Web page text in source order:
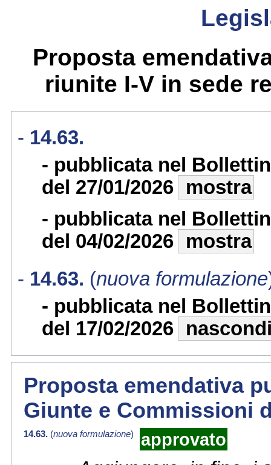
Proposta
riunite I-V in sede
14.63.
pubblicata nel
del 27/01/2026
mostra
pubblicata nel
del 04/02/2026
mostra
14.63. (nuova formulazione
pubblicata nel
del 17/02/2026
Proposta emendativa
Giunte e Commissioni
14.63. (nuova formulazione) approvato